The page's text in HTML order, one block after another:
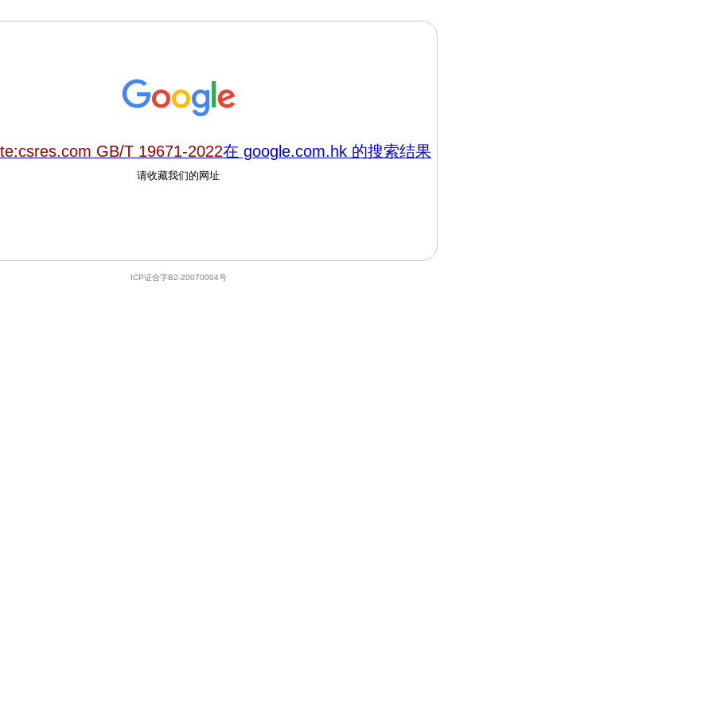
GB/T 19671-2022在 google.com.hk 的搜索结果
请收藏我们的网址
ICP证合字B2-20070004号